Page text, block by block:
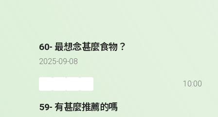
60- 最想念甚麼食物？
2025-09-08
10:00
59- 有甚麼推薦的嗎